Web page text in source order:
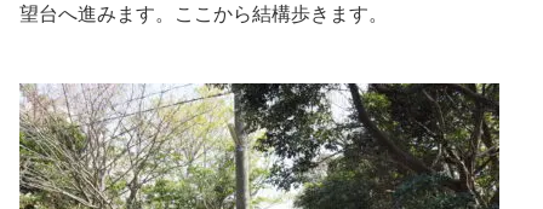
望台へ進みます。ここから結構歩きます。